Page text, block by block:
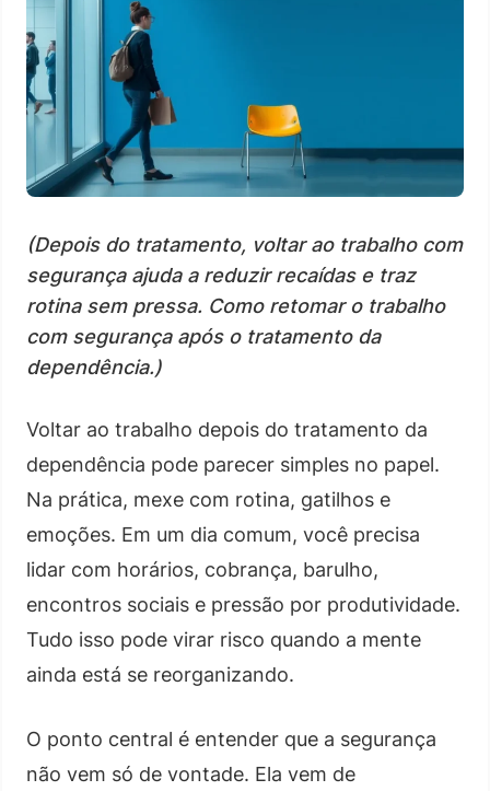
(Depois do tratamento, voltar ao trabalho com
segurança ajuda a reduzir recaídas e traz
rotina sem pressa. Como retomar o trabalho
com segurança após o tratamento da
dependência.)
Voltar ao trabalho depois do tratamento da
dependência pode parecer simples no papel.
Na prática, mexe com rotina, gatilhos e
emoções. Em um dia comum, você precisa
lidar com horários, cobrança, barulho,
encontros sociais e pressão por produtividade.
Tudo isso pode virar risco quando a mente
ainda está se reorganizando.
O ponto central é entender que a segurança
não vem só de vontade. Ela vem de